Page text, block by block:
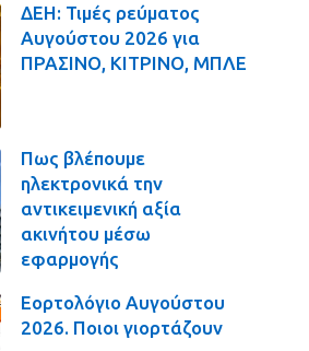
ΔΕΗ: Τιμές ρεύματος
Αυγούστου 2026 για
ΠΡΑΣΙΝΟ, ΚΙΤΡΙΝΟ, ΜΠΛΕ
Πως βλέπουμε
ηλεκτρονικά την
αντικειμενική αξία
ακινήτου μέσω
εφαρμογής
Εορτολόγιο Αυγούστου
2026. Ποιοι γιορτάζουν